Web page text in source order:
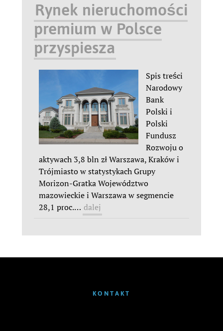
Rynek nieruchomości
premium w Polsce
przyspiesza
Spis treści
Narodowy
Bank
Polski i
Polski
Fundusz
Rozwoju o
aktywach 3,8 bln zł Warszawa, Kraków i
Trójmiasto w statystykach Grupy
Morizon-Gratka Województwo
mazowieckie i Warszawa w segmencie
28,1 proc.… dalej
KONTAKT